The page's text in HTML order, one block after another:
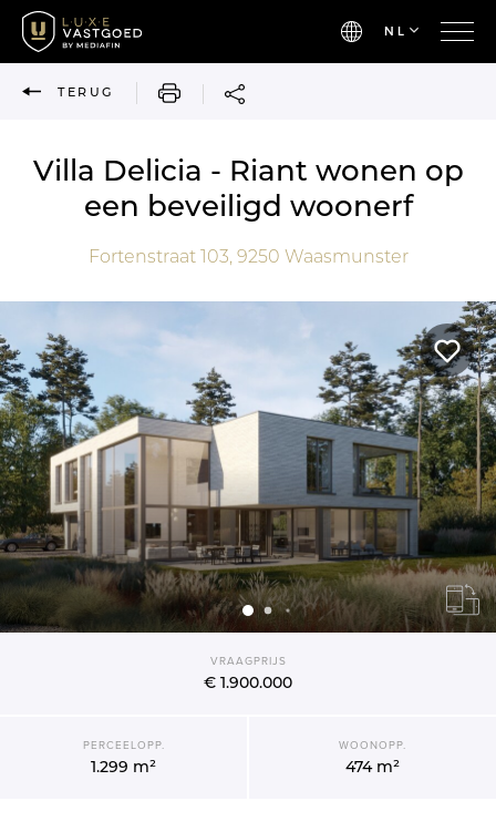
NL
TERUG AFDRUKKEN
Villa Delicia - Riant wonen op
een beveiligd woonerf
Fortenstraat 103, 9250 Waasmunster
VRAAGPRIJS
€ 1.900.000
PERCEELOPP.
1.299 m²
WOONOPP.
474 m²